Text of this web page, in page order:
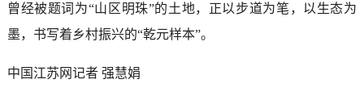
曾经被题词为“山区明珠”的土地，正以步道为笔，以生态为
墨，书写着乡村振兴的“乾元样本”。
中国江苏网记者 强慧娟